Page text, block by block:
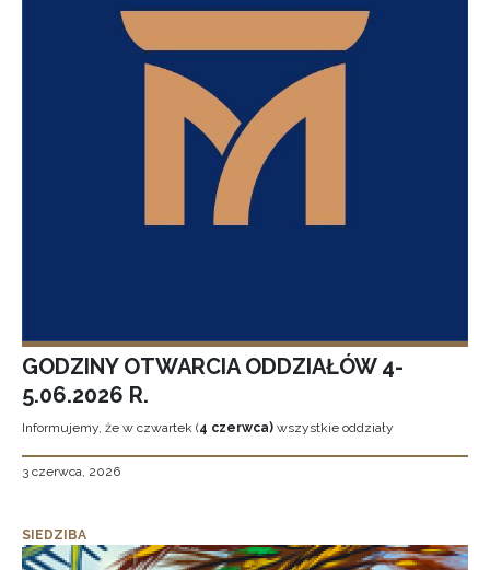
GODZINY OTWARCIA ODDZIAŁÓW 4-
5.06.2026 R.
Informujemy, że w czwartek (4 czerwca) wszystkie oddziały
3 czerwca, 2026
SIEDZIBA